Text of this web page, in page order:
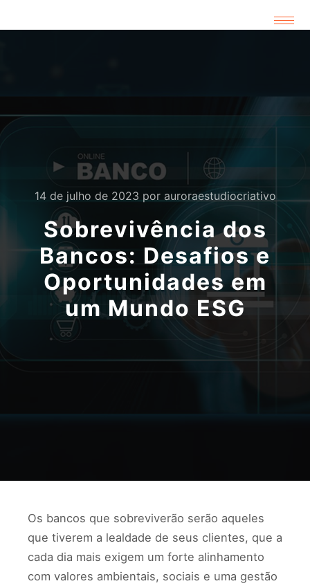
14 de julho de 2023 por auroraestudiocriativo
Sobrevivência dos
Bancos: Desafios e
Oportunidades em
um Mundo ESG
Os bancos que sobreviverão serão aqueles
que tiverem a lealdade de seus clientes, que a
cada dia mais exigem um forte alinhamento
com valores ambientais, sociais e uma gestão